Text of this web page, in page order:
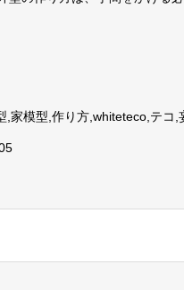
家模型,作り方,whiteteco,テ